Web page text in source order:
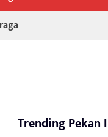
Trending Pekan